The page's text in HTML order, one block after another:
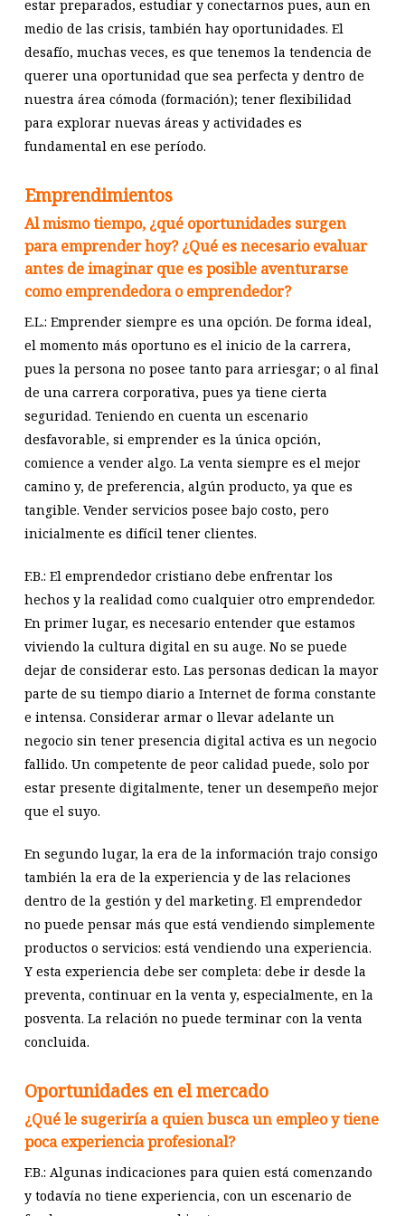
estar preparados, estudiar y conectarnos pues, aun en
medio de las crisis, también hay oportunidades. El
desafío, muchas veces, es que tenemos la tendencia de
querer una oportunidad que sea perfecta y dentro de
nuestra área cómoda (formación); tener flexibilidad
para explorar nuevas áreas y actividades es
fundamental en ese período.
Emprendimientos
Al mismo tiempo, ¿qué oportunidades surgen
para emprender hoy? ¿Qué es necesario evaluar
antes de imaginar que es posible aventurarse
como emprendedora o emprendedor?
E.L.: Emprender siempre es una opción. De forma ideal,
el momento más oportuno es el inicio de la carrera,
pues la persona no posee tanto para arriesgar; o al final
de una carrera corporativa, pues ya tiene cierta
seguridad. Teniendo en cuenta un escenario
desfavorable, si emprender es la única opción,
comience a vender algo. La venta siempre es el mejor
camino y, de preferencia, algún producto, ya que es
tangible. Vender servicios posee bajo costo, pero
inicialmente es difícil tener clientes.
F.B.: El emprendedor cristiano debe enfrentar los
hechos y la realidad como cualquier otro emprendedor.
En primer lugar, es necesario entender que estamos
viviendo la cultura digital en su auge. No se puede
dejar de considerar esto. Las personas dedican la mayor
parte de su tiempo diario a Internet de forma constante
e intensa. Considerar armar o llevar adelante un
negocio sin tener presencia digital activa es un negocio
fallido. Un competente de peor calidad puede, solo por
estar presente digitalmente, tener un desempeño mejor
que el suyo.
En segundo lugar, la era de la información trajo consigo
también la era de la experiencia y de las relaciones
dentro de la gestión y del marketing. El emprendedor
no puede pensar más que está vendiendo simplemente
productos o servicios: está vendiendo una experiencia.
Y esta experiencia debe ser completa: debe ir desde la
preventa, continuar en la venta y, especialmente, en la
posventa. La relación no puede terminar con la venta
concluida.
Oportunidades en el mercado
¿Qué le sugeriría a quien busca un empleo y tiene
poca experiencia profesional?
F.B.: Algunas indicaciones para quien está comenzando
y todavía no tiene experiencia, con un escenario de